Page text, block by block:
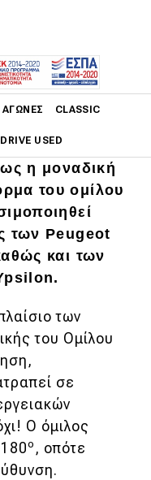
ΑΓΏΝΕΣ CLASSIC
DRIVE USED
ως η μοναδική
του ομίλου
των Peugeot
και των
των
του Ομίλου
σε
Ο όμιλος
ο , οπότε